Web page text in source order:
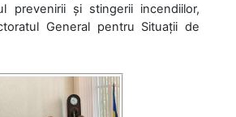
prevenirii și stingerii incendiilor,
General pentru Situații de